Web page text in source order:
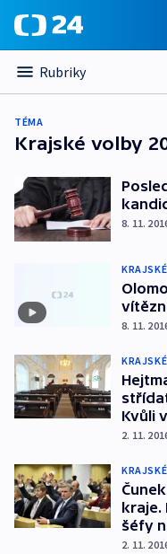
Rubriky
TÉMA
Krajské volby
8. 11.
8. 11.
Kvůli
2. 11.
kraje.
šéfy
2. 11.